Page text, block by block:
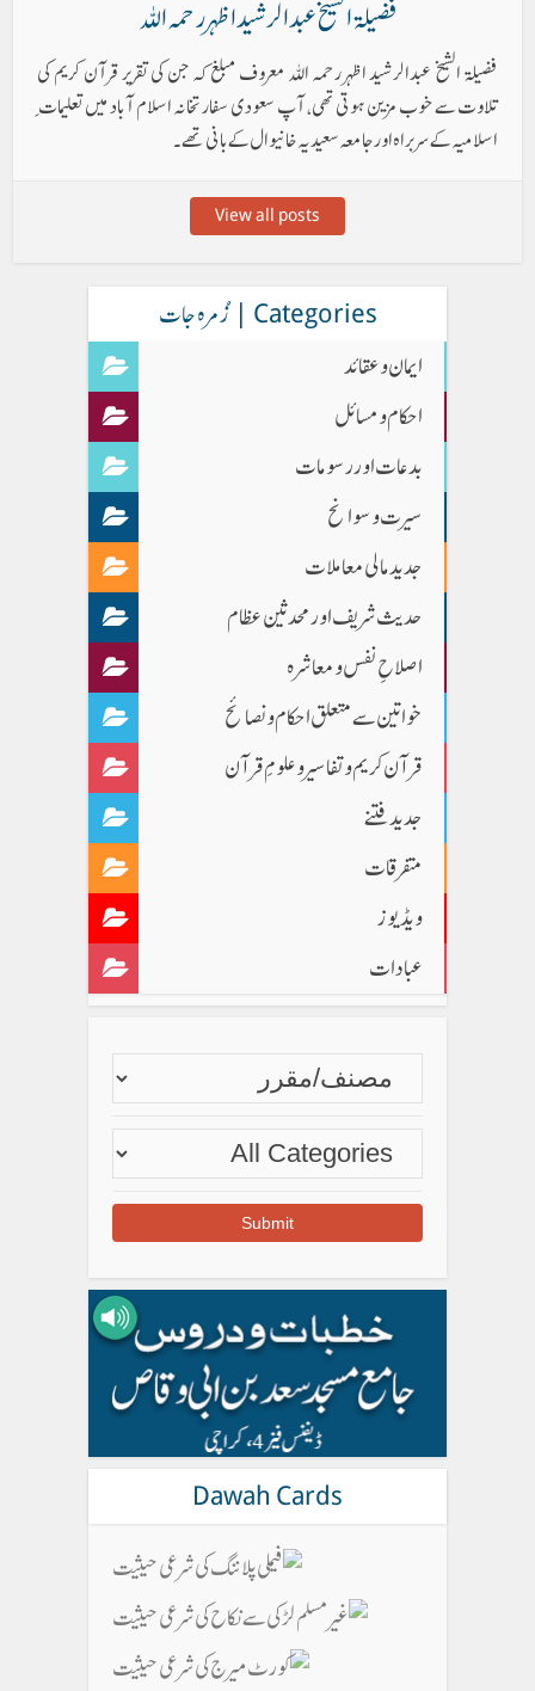
فضیلۃ الشیخ عبد الرشید اظہر رحمہ اللہ
فضیلۃ الشیخ عبدالرشید اظہر رحمہ اللہ معروف مبلغ کہ جن کی تقریر قرآن کریم کی
تلاوت سے خوب مزین ہوتی تھی، آپ سعودی سفارتخانہ اسلام آباد میں تعلیمات ِ
اسلامیہ کے سربراہ اور جامعہ سعیدیہ خانیوال کے بانی تھے۔
View all posts
Categories | زُمرہ جات
ایمان وعقائد
احکام و مسائل
بدعات اور رسومات
سیرت و سوانح
جدید مالی معاملات
حدیث شریف اور محدثین عظام
اصلاحِ نفس و معاشرہ
خواتین سے متعلق احکام و نصائح
قرآن کریم و تفاسیر و علومِ قرآن
جدید فتنے
متفرقات
ویڈیوز
عبادات
Dawah Cards